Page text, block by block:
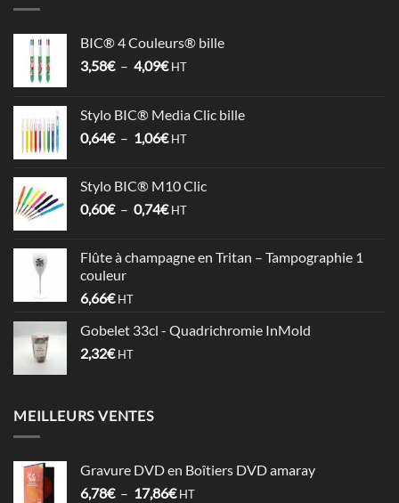
BIC® 4 Couleurs® bille
3,58€ – 4,09€Plage
3,58€
à
HT
Stylo BIC® Media Clic bille
0,64€ – 1,06€Plage
0,64€
à
HT
Stylo BIC® M10 Clic
0,60€ – 0,74€Plage
0,60€
HT
Flûte à champagne en Tritan – Tampographie 1
couleur
6,66€ HT
Gobelet 33cl - Quadrichromie InMold
2,32€ HT
MEILLEURS VENTES
Gravure DVD en Boîtiers DVD amaray
6,78€ – 17,86€Plage
HT